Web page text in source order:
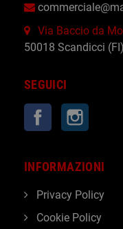
Via Baccio da
50018 Scandicci (FI)
SEGUICI
Facebook
INFORMAZIONI
Privacy Policy
Cookie Policy